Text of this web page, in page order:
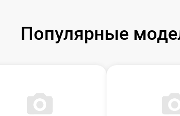
Популярные